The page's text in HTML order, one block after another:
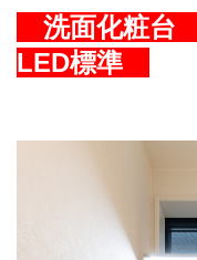
洗面化粧台
LED標準